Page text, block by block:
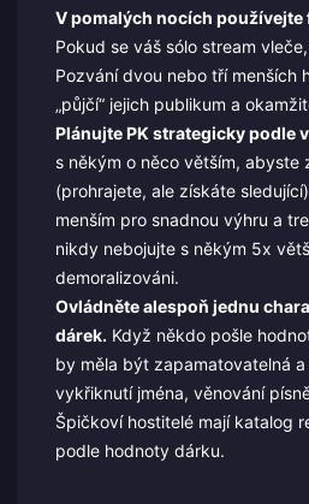
V pomalých nocích
Pokud se váš sólo stream
Pozvání dvou nebo tří menších
„půjčí“ jejich publikum a
Plánujte PK strategicky podle
s někým o něco větším, abyste
(prohrajete, ale získáte
menším pro snadnou výhru a
nikdy nebojujte s někým 5x
demoralizováni.
Ovládněte alespoň jednu
dárek. Když někdo pošle
by měla být zapamatovatelná
vykřiknutí jména, věnování
Špičkoví hostitelé mají katalog
podle hodnoty dárku.